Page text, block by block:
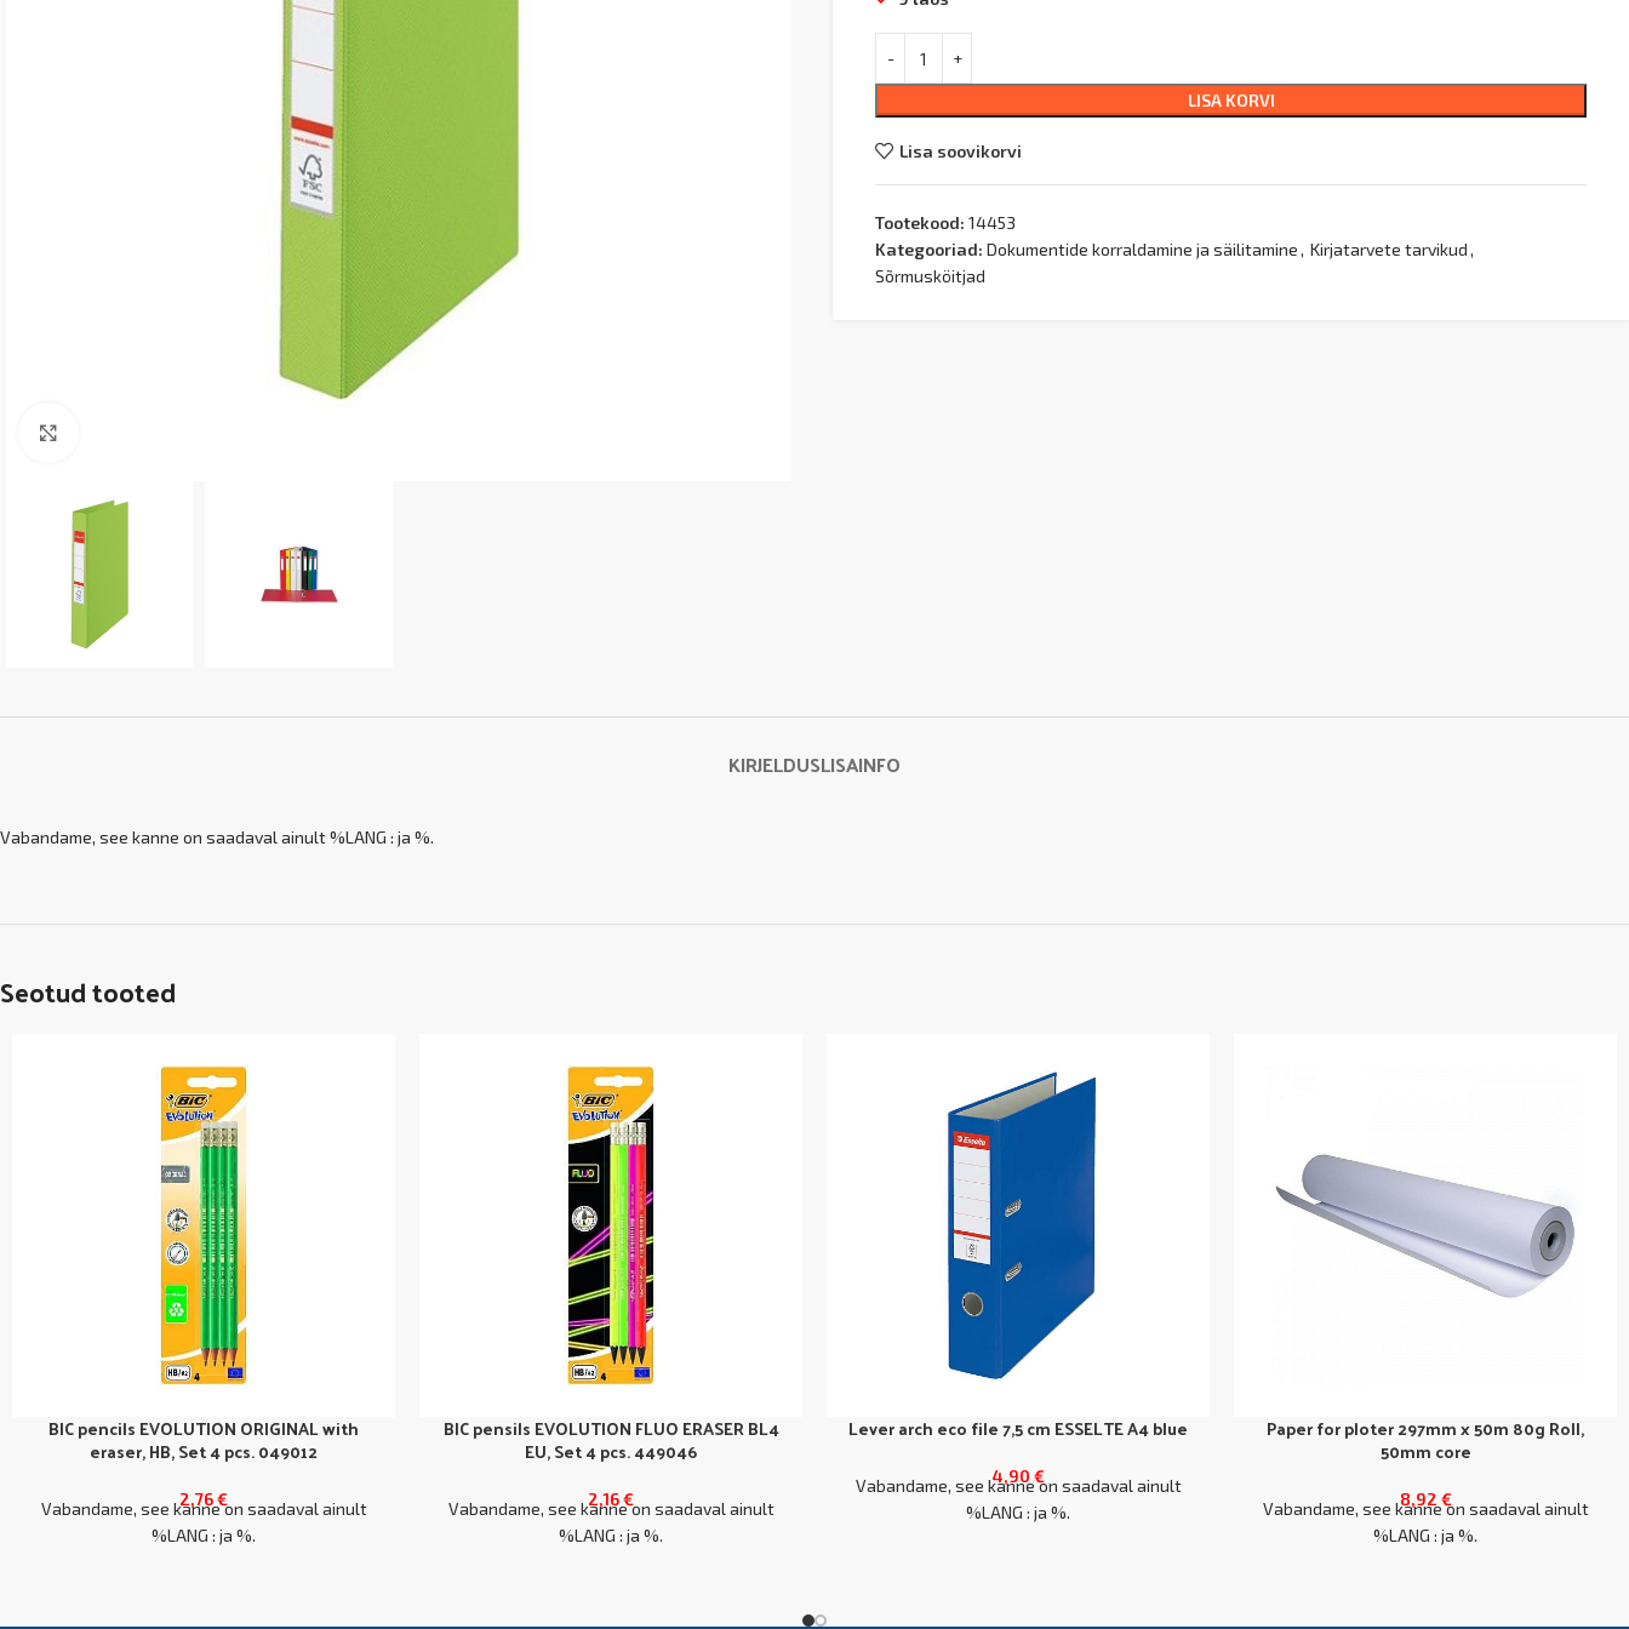
LISA KORVI
Lisa soovikorvi
Tootekood: 14453
Kategooriad: Dokumentide korraldamine ja säilitamine, Kirjatarvete tarvikud,
Sõrmusköitjad
KIRJELDUSLISAINFO
Vabandame, see kanne on saadaval ainult %LANG : ja %.
Seotud tooted
BIC pencils EVOLUTION ORIGINAL with
eraser, HB, Set 4 pcs. 049012
2,76€
Vabandame, see kanne on saadaval ainult
%LANG : ja %.
BIC pensils EVOLUTION FLUO ERASER BL4
EU, Set 4 pcs. 449046
2,16€
Vabandame, see kanne on saadaval ainult
%LANG : ja %.
Lever arch eco file 7,5 cm ESSELTE A4 blue
4,90 €
Vabandame, see kanne on saadaval ainult
%LANG : ja %.
Paper for ploter 297mm x 50m 80g Roll,
50mm core
8,92 €
Vabandame, see kanne on saadaval ainult
%LANG : ja %.